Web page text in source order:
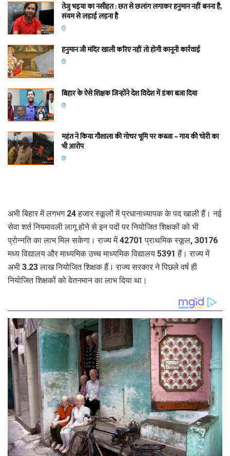
तेजु भइया का नसीहत : छत से छलांग लगाकर हनुमान नहीं बनना है,
संयम से लड़ाई लड़ना है
हनुमान जी मंदिर खाली करिए नहीं तो होगी कानूनी कार्रवाई
बिहार के ऐसे शिक्षक जिन्होंने देश विदेश में डंका बजा दिया
महंत ने किया गौशाला की गोचर भूमि पर कब्जा – गाय की चोरी का
भी आरोप
अभी बिहार में लगभग 24 हजार स्कूलों में प्रधानाध्यापक के पद खाली हैं। नई
सेवा शर्त नियमावली लागू होने से इन पदों पर नियोजित शिक्षकों को भी
प्रोन्नति का लाभ मिल सकेगा। राज्य में 42701 प्राथमिक स्कूल, 30176
मध्य विद्यालय और माध्यमिक उच्च माध्यमिक विद्यालय 5391 हैं। राज्य में
अभी 3.23 लाख नियोजित शिक्षक हैं। राज्य सरकार ने पिछले वर्ष ही
नियोजित शिक्षकों को वेतनमान का लाभ दिया था।